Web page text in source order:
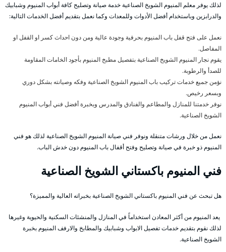
لذلك يوفر معلم المنيوم الشويخ الصناعية خدمة صيانة وتصليح كافة أبواب المنيوم وشبابيك
والدرابزين وباستخدام أفضل الأدوات وللمعدات وكما نعمل بتقديم أفضل الخدمات التالية:
نعمل على فتح قفل باب المنيوم بحرفية وجودة عالية ومن دون احداث كسر او القفل او
المفاصل.
يقوم نجار المنيوم الشويخ الصناعية بتفصيل مطبخ المنيوم بأجود الخامات المقاومة
للصدأ والرطوبة.
نؤمن جميع خدمات تركيب باب المنيوم الشويخ الصناعية وفكه وصيانته بشكل دوري
وبسعر رخيص.
نوفر خدمتنا للمنازل والمطاعم والفنادق والمدرس وبخبرة أفضل فني أبواب المنيوم
الشويخ الصناعية.
نعمل من خلال ورشات متنقلة ونوفر فني صيانة المنيوم الشويخ الصناعية لذلك هو فني
المنيوم ذو خبرة في صيانة وتصليح وفتح أقفال باب المنيوم دون خدش الباب.
فني المنيوم باكستاني الشويخ الصناعية
هل تبحث عن فني المنيوم باكستاني الشويخ الصناعية بخبراته العالية والمميزة؟
يعد المنيوم من أكثر المعادن استخداماً في المنازل والمنشئات السكنية والحيوية وغيرها
لذلك نقوم بتقديم خدمات تفصيل الابواب وشبابيك والمطابخ والارفف المنيوم بخبرة
الشويخ الصناعية.